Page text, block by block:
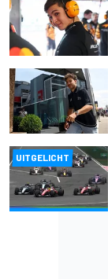
UITGELICHT